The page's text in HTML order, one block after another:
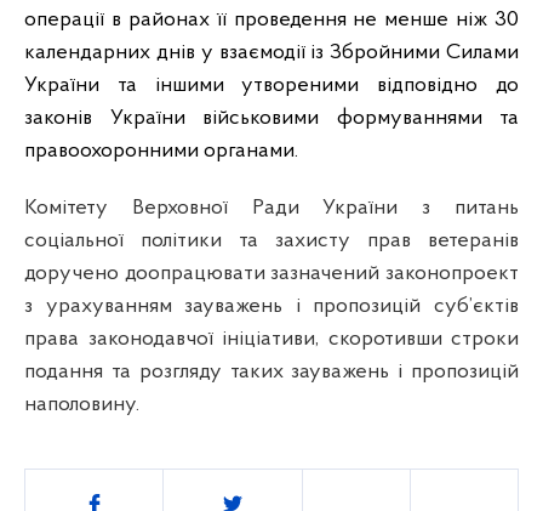
операції в районах її проведення не менше ніж 30
календарних днів у взаємодії із Збройними Силами
України та іншими утвореними відповідно до
законів України військовими формуваннями та
правоохоронними органами.
Комітету Верховної Ради України з питань
соціальної політики та захисту прав ветеранів
доручено доопрацювати зазначений законопроект
з урахуванням зауважень і пропозицій суб’єктів
права законодавчої ініціативи, скоротивши строки
подання та розгляду таких зауважень і пропозицій
наполовину.
Поділитись